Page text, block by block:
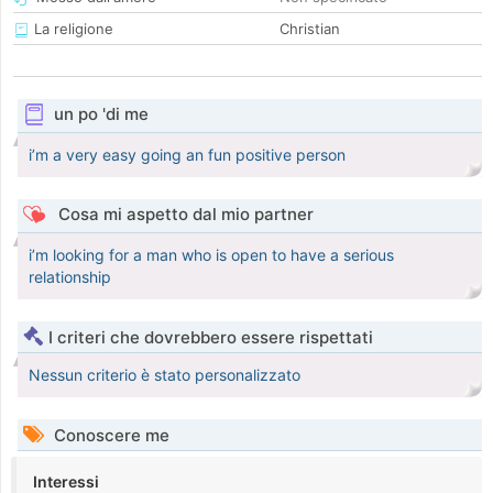
La religione
Christian
un po 'di me
i’m a very easy going an fun positive person
Cosa mi aspetto dal mio partner
i’m looking for a man who is open to have a serious
relationship
I criteri che dovrebbero essere rispettati
Nessun criterio è stato personalizzato
Conoscere me
Interessi